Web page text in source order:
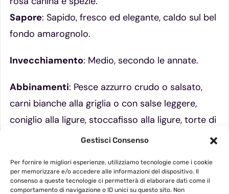
Gestisci Consenso
Per fornire le migliori esperienze, utilizziamo tecnologie come i cookie
per memorizzare e/o accedere alle informazioni del dispositivo. Il
consenso a queste tecnologie ci permetterà di elaborare dati come il
comportamento di navigazione o ID unici su questo sito. Non
Sapore: Sapido, fresco ed elegante, caldo sul bel
fondo amarognolo.
Invecchiamento: Medio, secondo le annate.
Abbinamenti: Pesce azzurro crudo o salsato,
carni bianche alla griglia o con salse leggere,
coniglio alla ligure, stoccafisso alla ligure, torte di
Temperatura di servizio: Ideale a 15°C o anche
più fresco